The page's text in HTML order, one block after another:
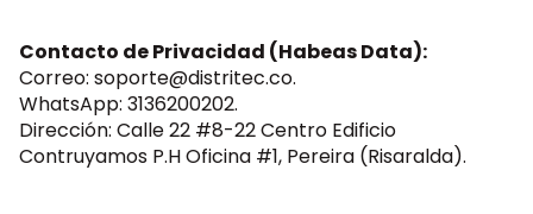
Contacto de Privacidad (Habeas Data):
Correo: soporte@distritec.co.
WhatsApp: 3136200202.
Dirección: Calle 22 #8-22 Centro Edificio
Contruyamos P.H Oficina #1, Pereira (Risaralda).